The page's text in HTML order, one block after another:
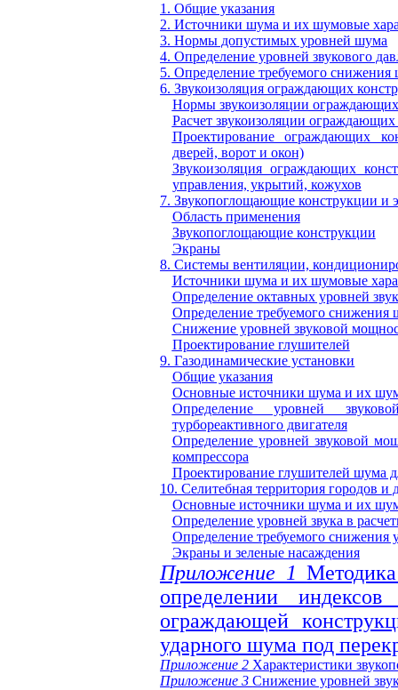
1. Общие указания
2. Источники шума и их шумовые
3. Нормы допустимых уровней шума
4. Определение уровней звукового
5. Определение требуемого снижения
6. Звукоизоляция ограждающих
Нормы звукоизоляции
Расчет звукоизоляции
Проектирование ограждающих
дверей, ворот и окон)
Звукоизоляция ограждающих
управления, укрытий, кожухов
7. Звукопоглощающие конструкции и
Область применения
Звукопоглощающие конструкции
Экраны
8. Системы вентиляции,
Источники шума и их шумовые
Определение октавных уровней
Определение требуемого снижения
Снижение уровней звуковой
Проектирование глушителей
9. Газодинамические установки
Общие указания
Основные источники шума и их
Определение уровней
турбореактивного двигателя
Определение уровней звуковой
компрессора
Проектирование глушителей шума
10. Селитебная территория городов
Основные источники шума и их
Определение уровней звука в
Определение требуемого снижения
Экраны и зеленые насаждения
Приложение 1
определении
ограждающей
ударного шума под
Приложение 2 Характеристики
Приложение 3Снижение уровней